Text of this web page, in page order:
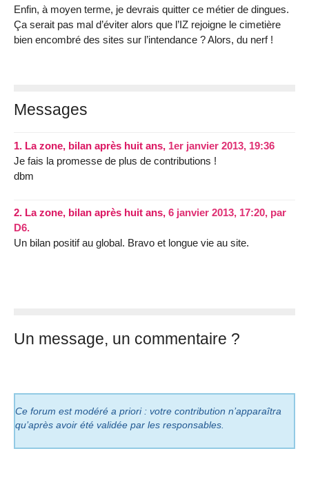
Enfin, à moyen terme, je devrais quitter ce métier de dingues.
Ça serait pas mal d’éviter alors que l’IZ rejoigne le cimetière
bien encombré des sites sur l’intendance ? Alors, du nerf !
Messages
1. La zone, bilan après huit ans, 1er janvier 2013, 19:36
Je fais la promesse de plus de contributions !
dbm
2. La zone, bilan après huit ans, 6 janvier 2013, 17:20, par
D6.
Un bilan positif au global. Bravo et longue vie au site.
Un message, un commentaire ?
Ce forum est modéré a priori : votre contribution n’apparaîtra
qu’après avoir été validée par les responsables.